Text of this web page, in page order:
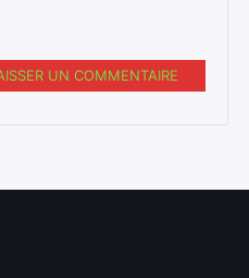
UN COMMENTAIRE